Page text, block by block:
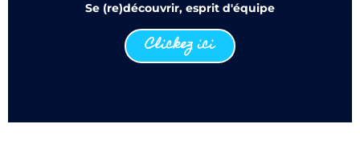
Se (re)découvrir, esprit d'équipe
Clickez ici